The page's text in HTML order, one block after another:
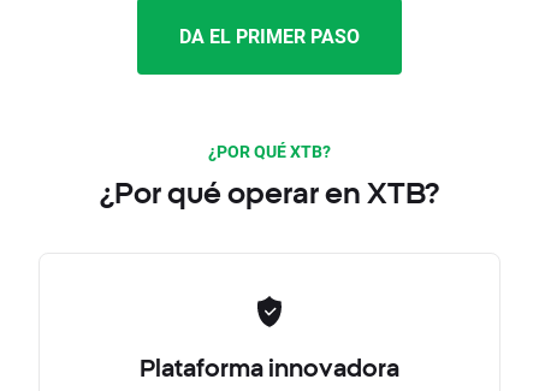
DA EL PRIMER PASO
¿POR QUÉ XTB?
¿Por qué operar en XTB?
Plataforma innovadora